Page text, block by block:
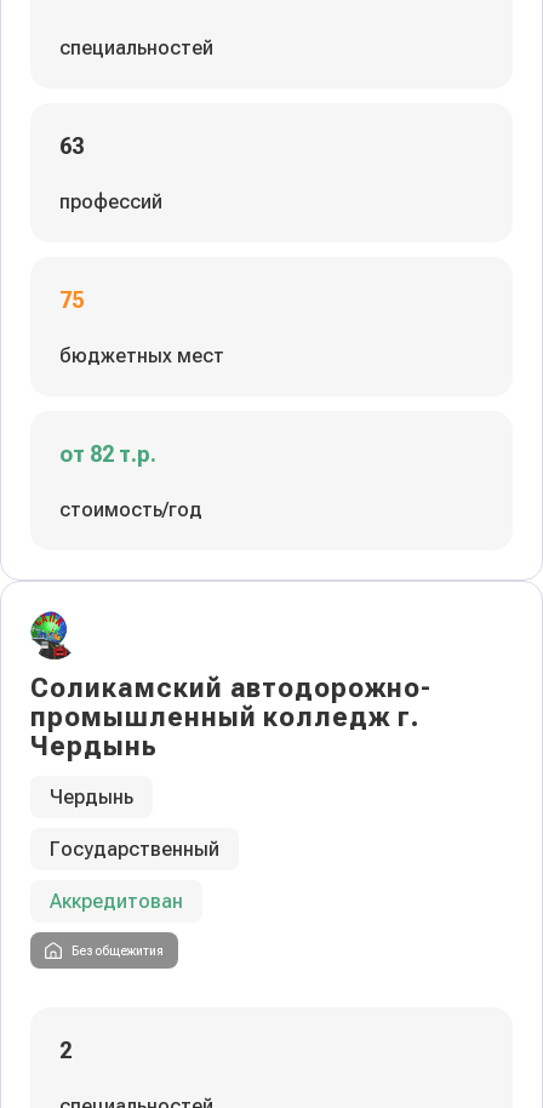
специальностей
63
профессий
75
бюджетных мест
от 82 т.р.
стоимость/год
Соликамский автодорожно-
промышленный колледж г.
Чердынь
Чердынь
Государственный
Аккредитован
Без общежития
2